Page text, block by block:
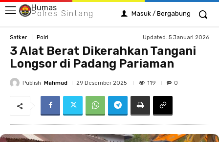
Humas
Polres Sintang Masuk / Bergabung
Satker Polri Updated: 5 Januari 2026
3 Alat Berat Dikerahkan Tangani
Longsor di Padang Pariaman
Publish Mahmud 29 Desember 2025 119 0